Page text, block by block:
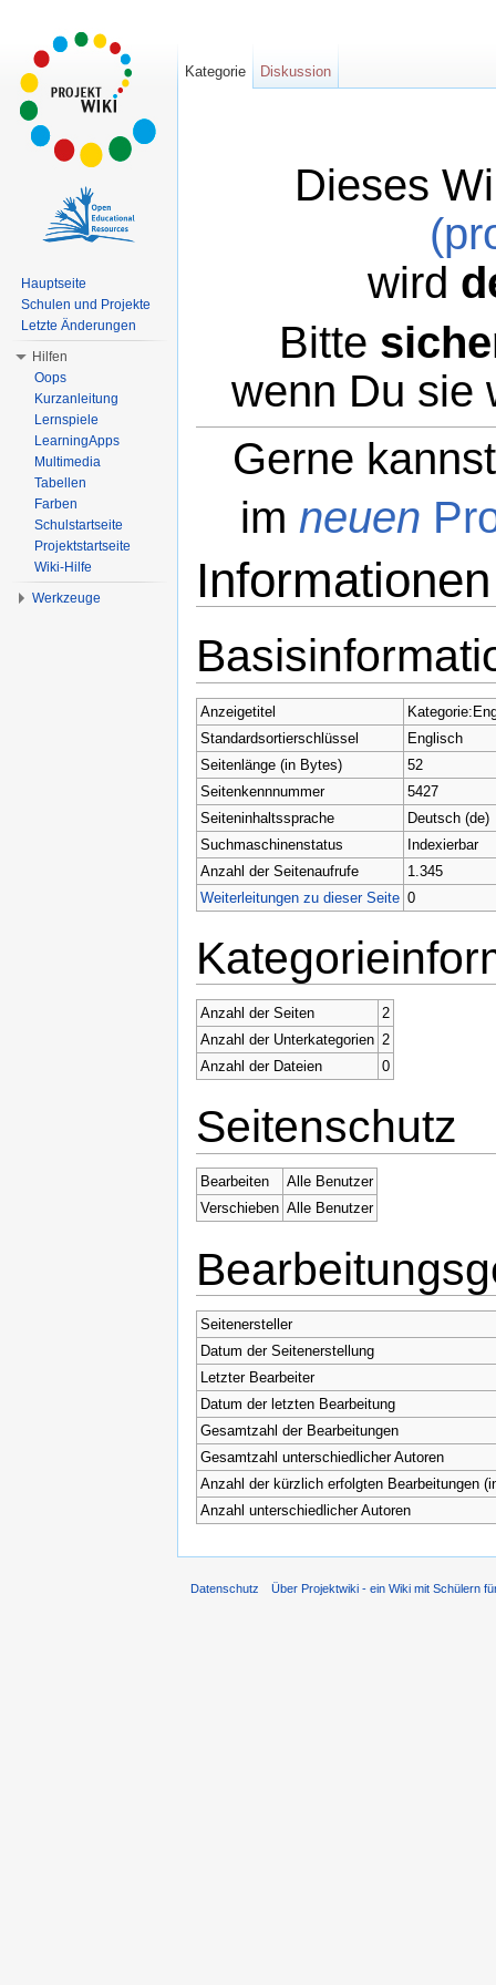
Dieses
wird
Bitte
wenn Du sie
Gerne
im neuen
Anzeigetitel
Standardsortierschlüssel
Englisch
Seitenlänge (in Bytes)
52
Seitenkennnummer
5427
Seiteninhaltssprache
Deutsch (de)
Suchmaschinenstatus
Indexierbar
Anzahl der Seitenaufrufe
1.345
Weiterleitungen zu dieser Seite 0
Anzahl der Seiten
2
Anzahl der Unterkategorien 2
Anzahl der Dateien
0
Seitenschutz
Bearbeiten
Alle Benutzer
Verschieben Alle Benutzer
Seitenersteller
Datum der Seitenerstellung
Letzter Bearbeiter
Datum der letzten Bearbeitung
Gesamtzahl der Bearbeitungen
Gesamtzahl unterschiedlicher Autoren
Anzahl der kürzlich erfolgten Bearbeitungen
Anzahl unterschiedlicher Autoren
Kategorie Diskussion
Hauptseite
Schulen und Projekte
Letzte Änderungen
Hilfen
Oops
Kurzanleitung
Lernspiele
LearningApps
Multimedia
Tabellen
Farben
Schulstartseite
Projektstartseite
Wiki-Hilfe
Werkzeuge
Datenschutz Über Projektwiki - ein Wiki mit Schülern